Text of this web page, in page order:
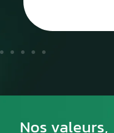
Nos valeurs,